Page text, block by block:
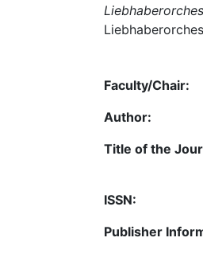
Faculty/Chair:
Author:
Title of the
ISSN:
Publisher